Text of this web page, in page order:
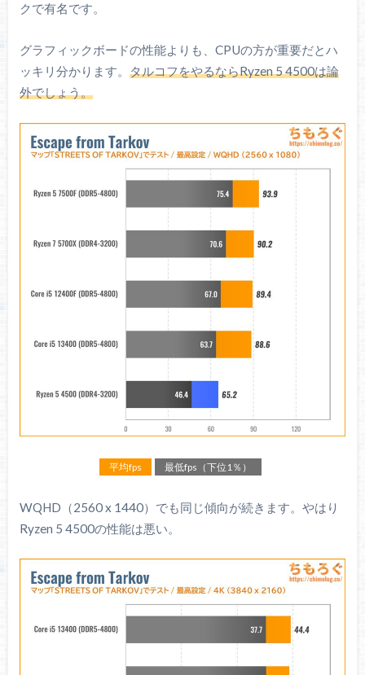
クで有名です。
グラフィックボードの性能よりも、CPUの方が重要だとハ
ッキリ分かります。 タルコフをやるならRyzen 5 4500は論
外でしょう。
平均fps 最低fps（下位1％）
WQHD（2560 x 1440）でも同じ傾向が続きます。やはり
Ryzen 5 4500の性能は悪い。